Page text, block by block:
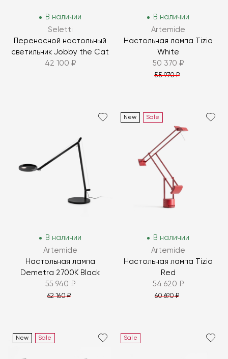
В наличии
Seletti
Переносной настольный
светильник Jobby the Cat
42 100 ₽
В наличии
Artemide
Настольная лампа Tizio
White
50 370 ₽
55 970 ₽
В наличии
Artemide
Настольная лампа
Demetra 2700K Black
55 940 ₽
62 160 ₽
New Sale
В наличии
Artemide
Настольная лампа Tizio
Red
54 620 ₽
60 690 ₽
New Sale Sale